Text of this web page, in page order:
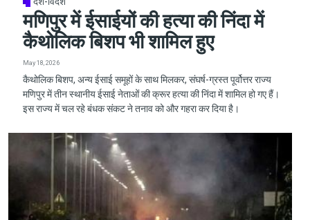
मणिपुर में ईसाईयों की हत्या की निंदा में
कैथोलिक बिशप भी शामिल हुए
May 18, 2026
कैथोलिक बिशप, अन्य ईसाई समूहों के साथ मिलकर, संघर्ष-ग्रस्त पूर्वोत्तर राज्य
मणिपुर में तीन स्थानीय ईसाई नेताओं की क्रूर हत्या की निंदा में शामिल हो गए हैं।
इस राज्य में चल रहे बंधक संकट ने तनाव को और गहरा कर दिया है।